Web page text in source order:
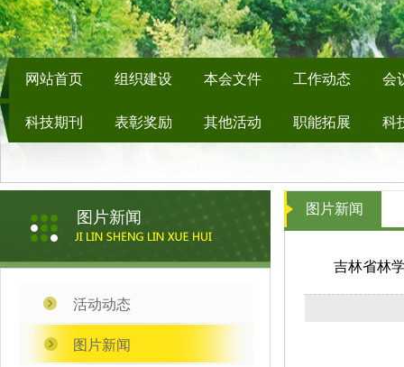
网站首页 组织建设 本会文件 工作动态 会
科技期刊 表彰奖励 其他活动 职能拓展 科
图片新闻
活动动态
图片新闻
图片新闻
吉林省林